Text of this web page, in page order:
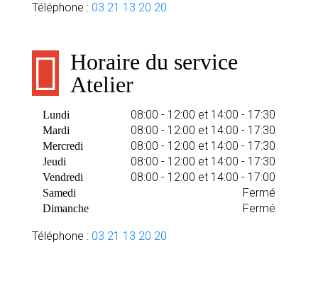
Téléphone : 03 21 13 20 20
Horaire du service
Atelier
Lundi 08:00 - 12:00 et 14:00 - 17:30
Mardi 08:00 - 12:00 et 14:00 - 17:30
Mercredi 08:00 - 12:00 et 14:00 - 17:30
Jeudi 08:00 - 12:00 et 14:00 - 17:30
Vendredi 08:00 - 12:00 et 14:00 - 17:00
Samedi Fermé
Dimanche Fermé
Téléphone : 03 21 13 20 20